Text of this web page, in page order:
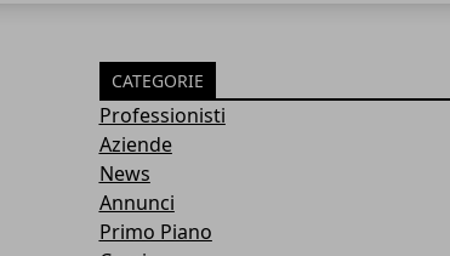
CATEGORIE
Professionisti
Aziende
News
Annunci
Primo Piano